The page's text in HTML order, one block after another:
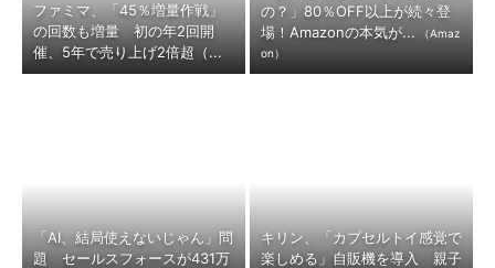
ファミマ、「45％増量作戦」
の回数も増量 初の年2回開
催、5年で売り上げ2倍超（...
の？」80％OFF以上が続々登
場！Amazonの本気が...
（Amaz
on）
「AI、結局使えないじゃん」問
題 セールスフォースが431万
キリン、「カプセルトイ感覚で
楽しめる」自販機を導入 親子